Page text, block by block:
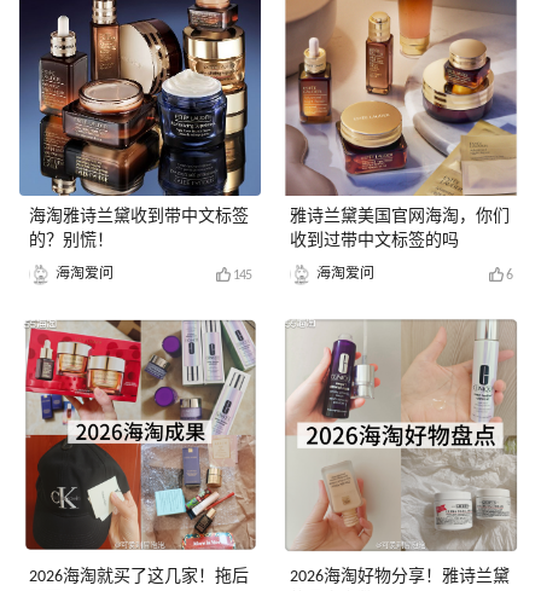
海淘雅诗兰黛收到带中文标签
的？别慌！
海淘爱问 145
2026海淘就买了这几家！拖后
雅诗兰黛美国官网海淘，你们
收到过带中文标签的吗
海淘爱问 6
2026海淘好物分享！雅诗兰黛